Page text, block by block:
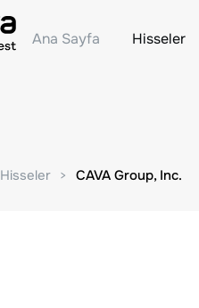
Ana Sayfa Hisseler
Hisseler CAVA Group, Inc.